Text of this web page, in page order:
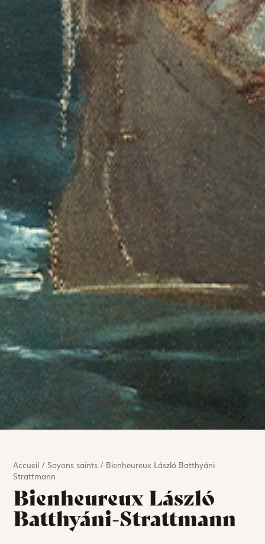
Accueil / Soyons saints / Bienheureux László Batthyáni-
Strattmann
Bienheureux László
Batthyáni-Strattmann